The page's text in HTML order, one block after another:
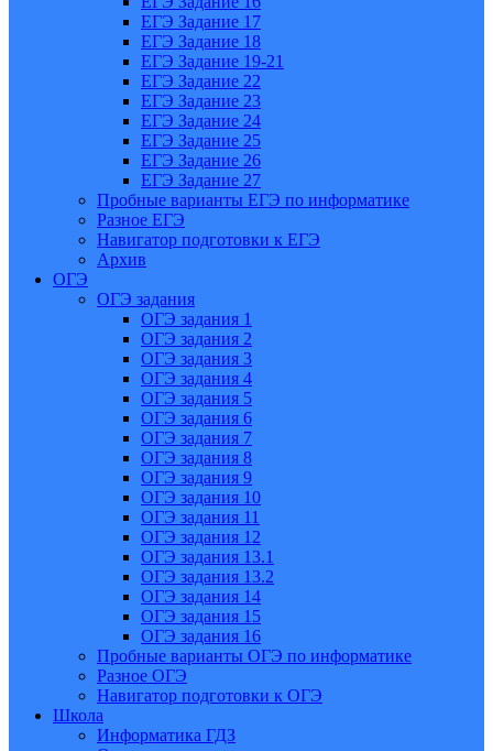
ЕГЭ Задание 17
ЕГЭ Задание 18
ЕГЭ Задание 19-21
ЕГЭ Задание 22
ЕГЭ Задание 23
ЕГЭ Задание 24
ЕГЭ Задание 25
ЕГЭ Задание 26
ЕГЭ Задание 27
Пробные варианты ЕГЭ по информатике
Разное ЕГЭ
Навигатор подготовки к ЕГЭ
Архив
ОГЭ
ОГЭ задания
ОГЭ задания 1
ОГЭ задания 2
ОГЭ задания 3
ОГЭ задания 4
ОГЭ задания 5
ОГЭ задания 6
ОГЭ задания 7
ОГЭ задания 8
ОГЭ задания 9
ОГЭ задания 10
ОГЭ задания 11
ОГЭ задания 12
ОГЭ задания 13.1
ОГЭ задания 13.2
ОГЭ задания 14
ОГЭ задания 15
ОГЭ задания 16
Пробные варианты ОГЭ по информатике
Разное ОГЭ
Навигатор подготовки к ОГЭ
Школа
Информатика ГДЗ